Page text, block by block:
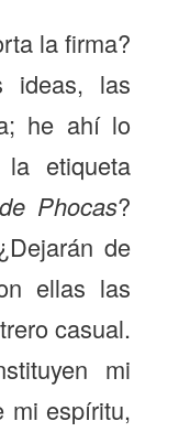
la firma?
ideas, las
he ahí lo
la etiqueta
Phocas?
de
ellas las
casual.
mi
mi espíritu,